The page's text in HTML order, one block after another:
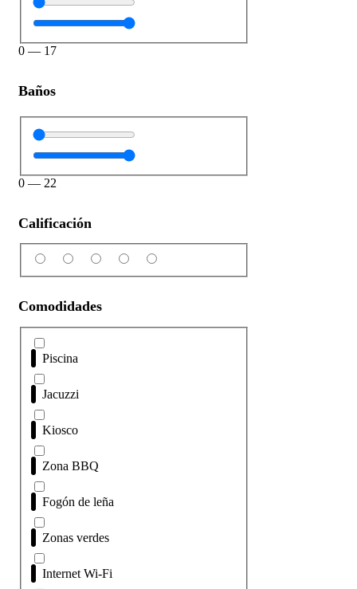
0 — 17
Baños
0 — 22
Calificación
Comodidades
Piscina
Jacuzzi
Kiosco
Zona BBQ
Fogón de leña
Zonas verdes
Internet Wi-Fi